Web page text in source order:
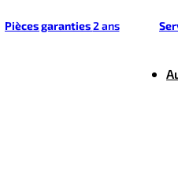
Pièces garanties2 ans